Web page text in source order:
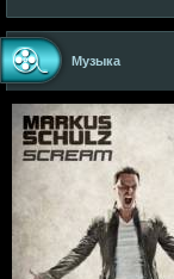
Музыка